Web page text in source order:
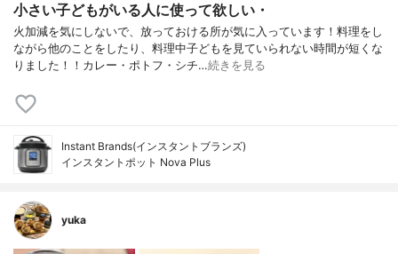
小さい子どもがいる人に使って欲しい・
火加減を気にしないで、放っておける所が気に入っています！料理をし
ながら他のことをしたり、料理中子どもを見ていられない時間が短くな
りました！！カレー・ポトフ・シチ…続きを見る
Instant Brands(インスタントブランズ)
インスタントポット Nova Plus
yuka